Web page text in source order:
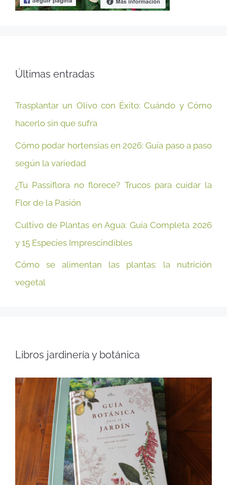
Últimas entradas
Trasplantar un Olivo con Éxito: Cuándo y Cómo
hacerlo sin que sufra
Cómo podar hortensias en 2026: Guía paso a paso
según la variedad
¿Tu Passiflora no florece? Trucos para cuidar la
Flor de la Pasión
Cultivo de Plantas en Agua: Guía Completa 2026
y 15 Especies Imprescindibles
Cómo se alimentan las plantas: la nutrición
vegetal
Libros jardinería y botánica